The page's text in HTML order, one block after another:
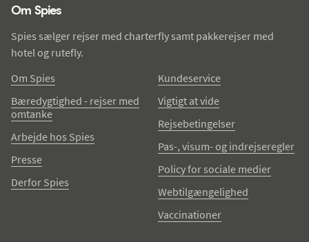
Om Spies
Spies sælger rejser med charterfly samt pakkerejser med
hotel og rutefly.
Om Spies
Bæredygtighed - rejser med
omtanke
Arbejde hos Spies
Presse
Derfor Spies
Kundeservice
Vigtigt at vide
Rejsebetingelser
Pas-, visum- og indrejseregler
Policy for sociale medier
Webtilgængelighed
Vaccinationer